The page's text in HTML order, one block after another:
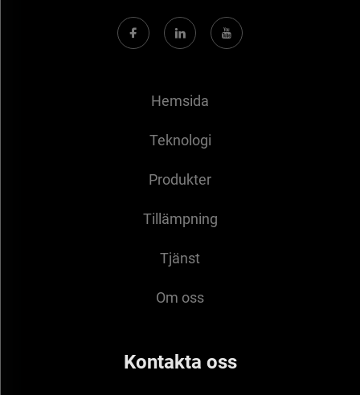
Hemsida
Teknologi
Produkter
Tillämpning
Tjänst
Om oss
Kontakta oss